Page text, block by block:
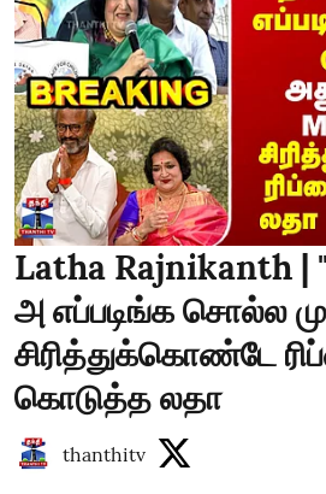
Latha Rajnikanth |
அ எப்படிங்க சொல்ல
சிரித்துக்கொண்டே
கொடுத்த லதா
thanthitv